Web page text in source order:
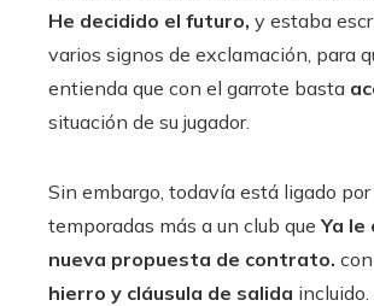
He decidido el futuro, y estaba
varios signos de exclamación, para
entienda que con el garrote basta
situación de su jugador.
Sin embargo, todavía está ligado
temporadas más a un club que Ya le
nueva propuesta de contrato.
hierro y cláusula de salida